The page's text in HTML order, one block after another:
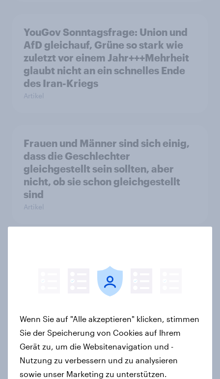
YouGov Sonntagsfrage: Union und
AfD gleichauf, Grüne so stark wie
zuletzt vor einem Jahr+++Mehrheit
glaubt nicht an ein schnelles Ende
des Iran-Kriegs
Artikel
Frauen und Männer sind sich einig,
dass die Geschlechter
gleichgestellt sein sollten, aber
nicht, ob sie schon gleichgestellt
sind
Artikel
2026: Wirtschaft, Zuwanderung,
Wohnen sind die wichtigsten
Themen – CDU überzeugt als Partei,
Artikel
Zeitenwende 2.0 – Wie
Wenn Sie auf "Alle akzeptieren" klicken, stimmen
Sie der Speicherung von Cookies auf Ihrem
Gerät zu, um die Websitenavigation und -
Nutzung zu verbessern und zu analysieren
sowie unser Marketing zu unterstützen.